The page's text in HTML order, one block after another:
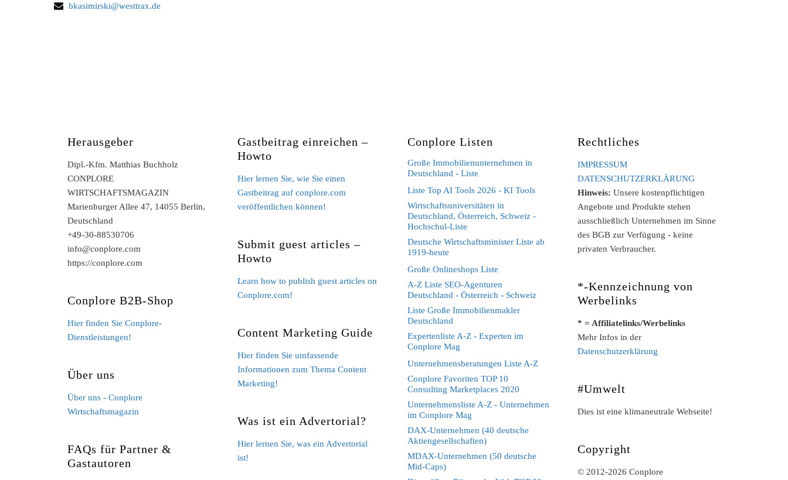
bkasimirski@westtrax.de
Herausgeber
Dipl.-Kfm. Matthias Buchholz
CONPLORE
WIRTSCHAFTSMAGAZIN
Marienburger Allee 47, 14055 Berlin,
Deutschland
+49-30-88530706
info@conplore.com
https://conplore.com
Conplore B2B-Shop
Hier finden Sie Conplore-
Dienstleistungen!
Über uns
Über uns - Conplore
Wirtschaftsmagazin
FAQs für Partner &
Gastautoren
Gastbeitrag einreichen –
Howto
Hier lernen Sie, wie Sie einen
Gastbeitrag auf conplore.com
veröffentlichen können!
Submit guest articles –
Howto
Learn how to publish guest articles on
Conplore.com!
Content Marketing Guide
Hier finden Sie umfassende
Informationen zum Thema Content
Marketing!
Was ist ein Advertorial?
Hier lernen Sie, was ein Advertorial
ist!
Conplore Listen
Große Immobilienunternehmen in
Deutschland - Liste
Liste Top AI Tools 2026 - KI Tools
Wirtschaftsuniversitäten in
Deutschland, Österreich, Schweiz -
Hochschul-Liste
Deutsche Wirtschaftsminister Liste ab
1919-heute
Große Onlineshops Liste
A-Z Liste SEO-Agenturen
Deutschland - Österreich - Schweiz
Liste Große Immobilienmakler
Deutschland
Expertenliste A-Z - Experten im
Conplore Mag
Unternehmensberatungen Liste A-Z
Conplore Favoriten TOP 10
Consulting Marketplaces 2020
Unternehmensliste A-Z - Unternehmen
im Conplore Mag
DAX-Unternehmen (40 deutsche
Aktiengesellschaften)
MDAX-Unternehmen (50 deutsche
Mid-Caps)
Rechtliches
IMPRESSUM
DATENSCHUTZERKLÄRUNG
Hinweis: Unsere kostenpflichtigen
Angebote und Produkte stehen
ausschließlich Unternehmen im Sinne
des BGB zur Verfügung - keine
privaten Verbraucher.
*-Kennzeichnung von
Werbelinks
* = Affiliatelinks/Werbelinks
Mehr Infos in der
Datenschutzerklärung
#Umwelt
Dies ist eine klimaneutrale Webseite!
Copyright
© 2012-2026 Conplore